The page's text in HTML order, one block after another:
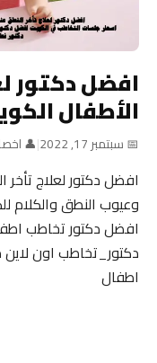
افضل دكتور
الأطفال
📅 سبتمبر 17, 2022 |
👤
افضل دكتور لعلاج
وعيوب النطق والكلام
افضل دكتور تخاطب
دكتور_تخاطب اون
اطفال